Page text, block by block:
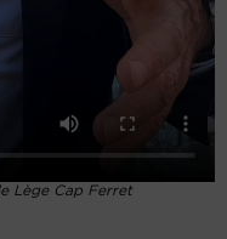
Lège Cap Ferret